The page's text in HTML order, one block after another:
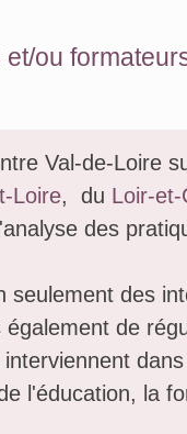
ou
Val-de-Loire
Loire, du Loir-et-
des
seulement des
de
interviennent
l'éducation, la